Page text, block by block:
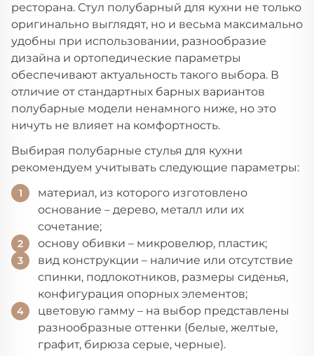
ресторана. Стул полубарный для кухни не только
оригинально выглядят, но и весьма максимально
удобны при использовании, разнообразие
дизайна и ортопедические параметры
обеспечивают актуальность такого выбора. В
отличие от стандартных барных вариантов
полубарные модели ненамного ниже, но это
ничуть не влияет на комфортность.
Выбирая полубарные стулья для кухни
рекомендуем учитывать следующие параметры:
материал, из которого изготовлено
основание – дерево, металл или их
сочетание;
основу обивки – микровелюр, пластик;
вид конструкции – наличие или отсутствие
спинки, подлокотников, размеры сиденья,
конфигурация опорных элементов;
цветовую гамму – на выбор представлены
разнообразные оттенки (белые, желтые,
графит, бирюза серые, черные).